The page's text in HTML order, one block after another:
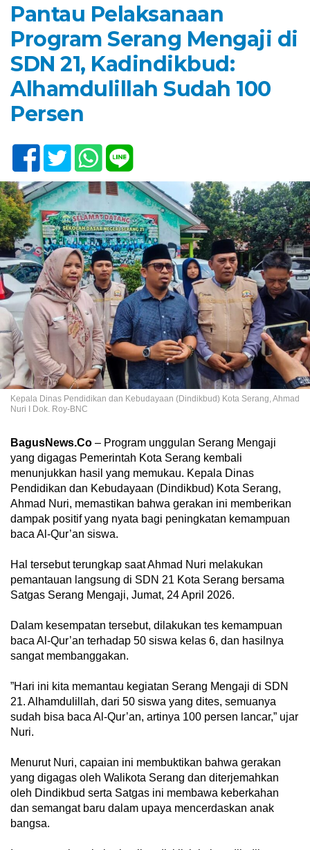
Pantau Pelaksanaan
Program Serang Mengaji di
SDN 21, Kadindikbud:
Alhamdulillah Sudah 100
Persen
Kepala Dinas Pendidikan dan Kebudayaan (Dindikbud) Kota Serang, Ahmad
Nuri I Dok. Roy-BNC
BagusNews.Co – Program unggulan Serang Mengaji
yang digagas Pemerintah Kota Serang kembali
menunjukkan hasil yang memukau. Kepala Dinas
Pendidikan dan Kebudayaan (Dindikbud) Kota Serang,
Ahmad Nuri, memastikan bahwa gerakan ini memberikan
dampak positif yang nyata bagi peningkatan kemampuan
baca Al-Qur’an siswa.
‎Hal tersebut terungkap saat Ahmad Nuri melakukan
pemantauan langsung di SDN 21 Kota Serang bersama
Satgas Serang Mengaji, Jumat, 24 April 2026.
‎Dalam kesempatan tersebut, dilakukan tes kemampuan
baca Al-Qur’an terhadap 50 siswa kelas 6, dan hasilnya
sangat membanggakan.
‎”Hari ini kita memantau kegiatan Serang Mengaji di SDN
21. Alhamdulillah, dari 50 siswa yang dites, semuanya
sudah bisa baca Al-Qur’an, artinya 100 persen lancar,” ujar
Nuri.
‎Menurut Nuri, capaian ini membuktikan bahwa gerakan
yang digagas oleh Walikota Serang dan diterjemahkan
oleh Dindikbud serta Satgas ini membawa keberkahan
dan semangat baru dalam upaya mencerdaskan anak
bangsa.